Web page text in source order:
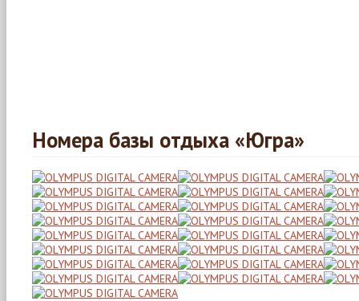
Номера базы отдыха «Югра»